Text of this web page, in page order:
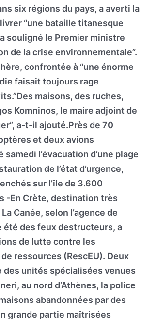
six régions du pays, a averti la
“une bataille titanesque
souligné le Premier ministre
de la crise environnementale”.
confrontée à “une énorme
faisait toujours rage
maisons, des ruches,
Komninos, le maire adjoint de
a-t-il ajouté.Près de 70
et deux avions
l’évacuation d’une plage
de l’état d’urgence,
sur l’île de 3.600
-En Crète, destination très
Canée, selon l’agence de
été des feux destructeurs, a
de lutte contre les
ressources (RescEU). Deux
unités spécialisées venues
au nord d’Athènes, la police
abandonnées par des
grande partie maîtrisées